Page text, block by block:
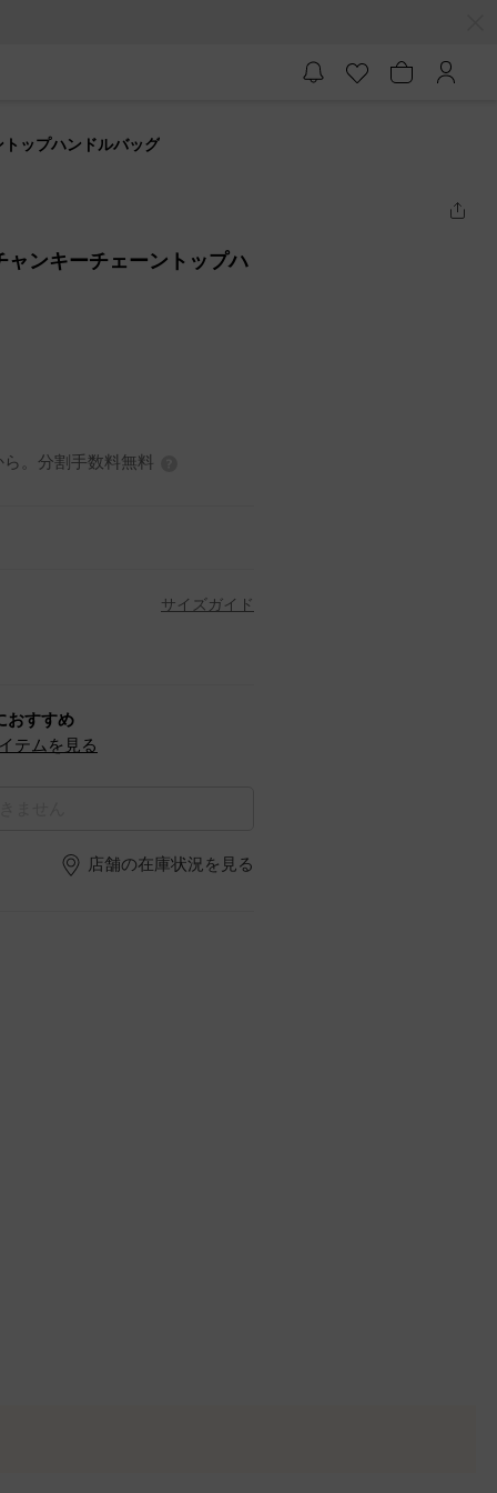
ップハンドルバッグ
ャンキーチェーントップハ
。分割手数料無料
サイズガイド
おすすめ
テムを見る
店舗の在庫状況を見る